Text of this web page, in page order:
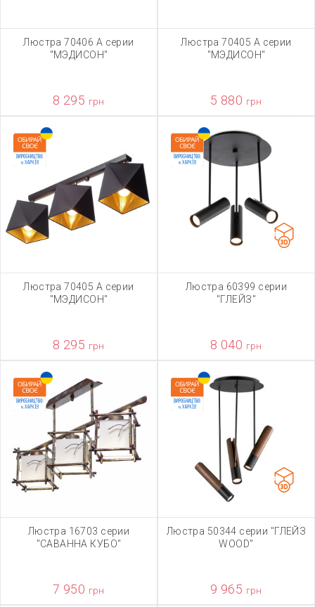
Люстра 70406 А серии
"МЭДИСОН"
8 295 грн
Люстра 70405 А серии
"МЭДИСОН"
5 880 грн
Люстра 70405 А серии
"МЭДИСОН"
8 295 грн
Люстра 60399 серии
"ГЛЕЙЗ"
8 040 грн
Люстра 16703 серии
"САВАННА КУБО"
7 950 грн
Люстра 50344 серии "ГЛЕЙЗ
WOOD"
9 965 грн